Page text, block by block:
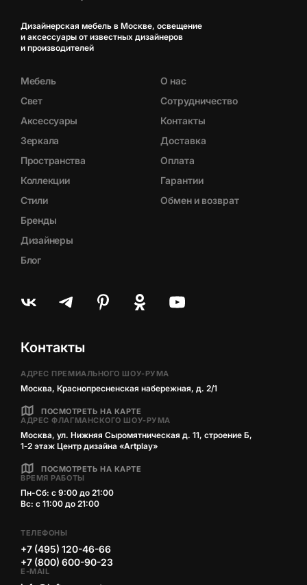
Дизайнерская мебель в Москве, освещение
и аксессуары от известных дизайнеров
и производителей
Мебель
Свет
Аксессуары
Зеркала
Пространства
Коллекции
Стили
Бренды
Дизайнеры
Блог
О нас
Сотрудничество
Контакты
Доставка
Оплата
Гарантии
Обмен и возврат
Контакты
АДРЕС ПРЕМИАЛЬНОГО ШОУ-РУМА
Москва, Краснопресненская набережная, д. 2/1
ПОСМОТРЕТЬ НА КАРТЕ
АДРЕС ФЛАГМАНСКОГО ШОУ-РУМА
Москва, ул. Нижняя Сыромятническая д. 11, строение Б,
1‑2 этаж Центр дизайна «Artplay»
ПОСМОТРЕТЬ НА КАРТЕ
ВРЕМЯ РАБОТЫ
Пн-Сб: с 9:00 до 21:00
Вс: с 11:00 до 21:00
ТЕЛЕФОНЫ
+7 (495) 120-46-66
+7 (800) 600-90-23
E-MAIL